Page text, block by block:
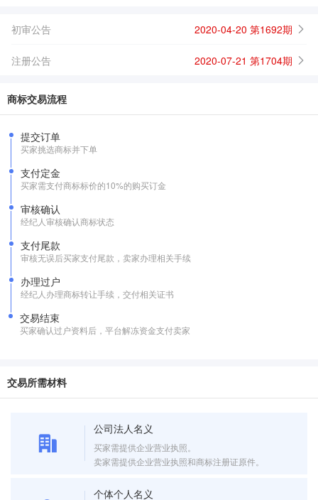
初审公告 2020-04-20 第1692期
注册公告 2020-07-21 第1704期
商标交易流程
提交订单
买家挑选商标并下单
支付定金
买家需支付商标标价的10%的购买订金
审核确认
经纪人审核确认商标状态
支付尾款
审核无误后买家支付尾款，卖家办理相关手续
办理过户
经纪人办理商标转让手续，交付相关证书
交易结束
买家确认过户资料后，平台解冻资金支付卖家
交易所需材料
公司法人名义
买家需提供企业营业执照。
卖家需提供企业营业执照和商标注册证原件。
个体个人名义